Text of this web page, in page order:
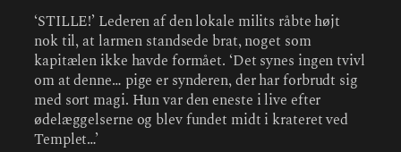
‘STILLE!’ Lederen af den lokale milits råbte højt
nok til, at larmen standsede brat, noget som
kapitælen ikke havde formået. ‘Det synes ingen tvivl
om at denne… pige er synderen, der har forbrudt sig
med sort magi. Hun var den eneste i live efter
ødelæggelserne og blev fundet midt i krateret ved
Templet…’